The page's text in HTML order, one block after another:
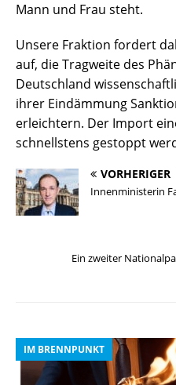
Mann und Frau steht.
Unsere Fraktion fordert
auf, die Tragweite des
Deutschland
ihrer Eindämmung
erleichtern. Der Import
schnellstens gestoppt
VORHERIGER
Innenministerin
Ein zweiter
IM BRENNPUNKT